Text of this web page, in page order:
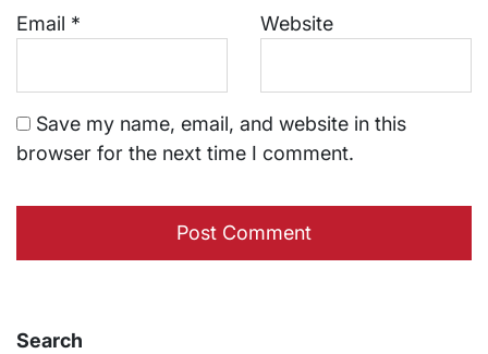
Email * Website
Save my name, email, and website in this
browser for the next time I comment.
Search